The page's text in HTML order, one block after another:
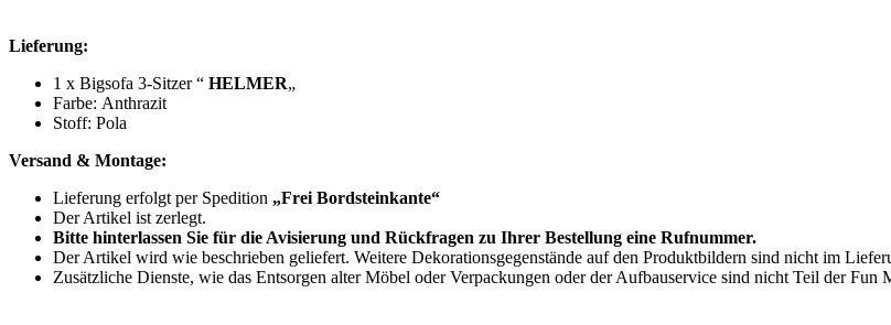
Lieferung:
1 x Bigsofa 3-Sitzer “ HELMER„
Farbe: Anthrazit
Stoff: Pola
Versand & Montage:
Lieferung erfolgt per Spedition „Frei Bordsteinkante“
Der Artikel ist zerlegt.
Bitte hinterlassen Sie für die Avisierung und Rückfragen zu Ihrer Bestellung eine Rufnummer.
Der Artikel wird wie beschrieben geliefert. Weitere Dekorationsgegenstände auf den Produktbildern sind nicht im
Zusätzliche Dienste, wie das Entsorgen alter Möbel oder Verpackungen oder der Aufbauservice sind nicht Teil der Fun